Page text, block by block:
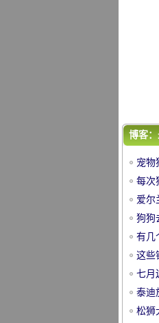
中
评论
每
狗狗
有几
这些
七月
泰迪
松狮
博客
宠物
每次
爱尔
狗狗
有几
这些
七月
泰迪
松狮